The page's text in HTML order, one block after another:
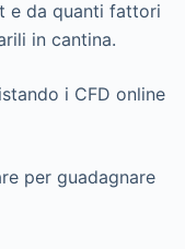
e da quanti fattori
in cantina.
i CFD online
per guadagnare